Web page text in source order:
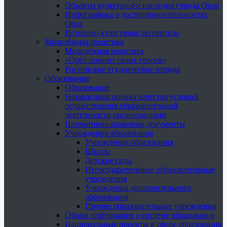
Объекты культурного наследия города Орла
Инфографика о достопримечательностях
Орла
Историко-культурная экспертиза
Молодёжная политика
Молодёжная политика
«Орёл помнит своих героев»
Российские студенческие отряды
Образование
Образование
Независимая оценка качества условий
осуществления образовательной
деятельности организациями
Нормативно-правовые документы
Учреждения образования
Учреждения образования
Школы
Детские сады
Негосударственные образовательные
учреждения
Учреждения дополнительного
образования
Прочие образовательные учреждения
Общая информация о системе образования
Национальные проекты в сфере образования